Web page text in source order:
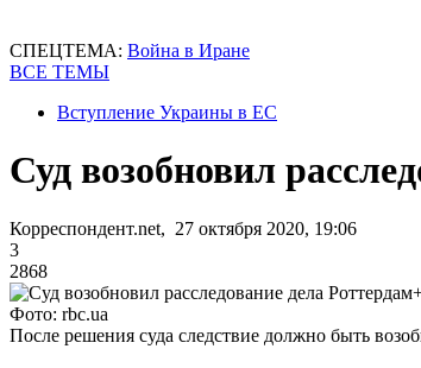
СПЕЦТЕМА: Война в Иране
ВСЕ ТЕМЫ
Вступление Украины в ЕС
Суд возобновил
Корреспондент.net, 27 октября 2020, 19:06
3
2868
Фото: rbc.ua
После решения суда следствие должно быть